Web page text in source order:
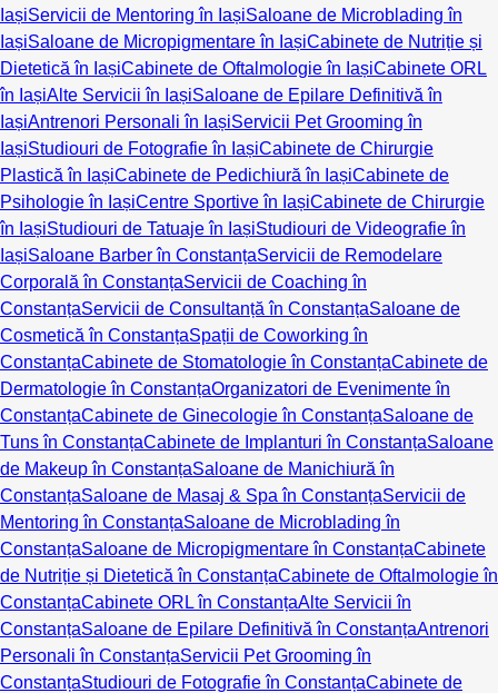
IașiServicii de Mentoring în IașiSaloane de Microblading în
IașiSaloane de Micropigmentare în IașiCabinete de Nutriție și
Dietetică în IașiCabinete de Oftalmologie în IașiCabinete ORL
în IașiAlte Servicii în IașiSaloane de Epilare Definitivă în
IașiAntrenori Personali în IașiServicii Pet Grooming în
IașiStudiouri de Fotografie în IașiCabinete de Chirurgie
Plastică în IașiCabinete de Pedichiură în IașiCabinete de
Psihologie în IașiCentre Sportive în IașiCabinete de Chirurgie
în IașiStudiouri de Tatuaje în IașiStudiouri de Videografie în
IașiSaloane Barber în ConstanțaServicii de Remodelare
Corporală în ConstanțaServicii de Coaching în
ConstanțaServicii de Consultanță în ConstanțaSaloane de
Cosmetică în ConstanțaSpații de Coworking în
ConstanțaCabinete de Stomatologie în ConstanțaCabinete de
Dermatologie în ConstanțaOrganizatori de Evenimente în
ConstanțaCabinete de Ginecologie în ConstanțaSaloane de
Tuns în ConstanțaCabinete de Implanturi în ConstanțaSaloane
de Makeup în ConstanțaSaloane de Manichiură în
ConstanțaSaloane de Masaj & Spa în ConstanțaServicii de
Mentoring în ConstanțaSaloane de Microblading în
ConstanțaSaloane de Micropigmentare în ConstanțaCabinete
de Nutriție și Dietetică în ConstanțaCabinete de Oftalmologie în
ConstanțaCabinete ORL în ConstanțaAlte Servicii în
ConstanțaSaloane de Epilare Definitivă în ConstanțaAntrenori
Personali în ConstanțaServicii Pet Grooming în
ConstanțaStudiouri de Fotografie în ConstanțaCabinete de